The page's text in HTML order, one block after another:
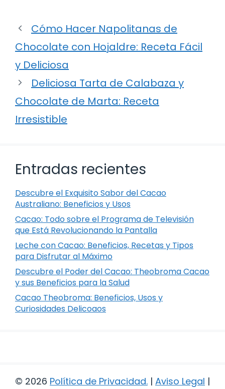
Cómo Hacer Napolitanas de
Chocolate con Hojaldre: Receta Fácil
y Deliciosa
Deliciosa Tarta de Calabaza y
Chocolate de Marta: Receta
Irresistible
Entradas recientes
Descubre el Exquisito Sabor del Cacao
Australiano: Beneficios y Usos
Cacao: Todo sobre el Programa de Televisión
que Está Revolucionando la Pantalla
Leche con Cacao: Beneficios, Recetas y Tipos
para Disfrutar al Máximo
Descubre el Poder del Cacao: Theobroma Cacao
y sus Beneficios para la Salud
Cacao Theobroma: Beneficios, Usos y
Curiosidades Delicoaos
© 2026 Política de Privacidad. | Aviso Legal |